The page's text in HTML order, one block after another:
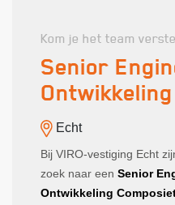
Kom je het team
Senior
Echt
Bij VIRO-vestiging Echt
zoek naar een Senior
Ontwikkeling